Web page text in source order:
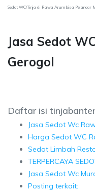
Sedot WC/Tinja di Rawa Arum bisa Pelancar
Jasa Sedot
Gerogol
Daftar isi
Jasa Sedot Wc
Harga Sedot WC
Sedot Limbah
TERPERCAYA
Jasa Sedot Wc
Posting terkait: